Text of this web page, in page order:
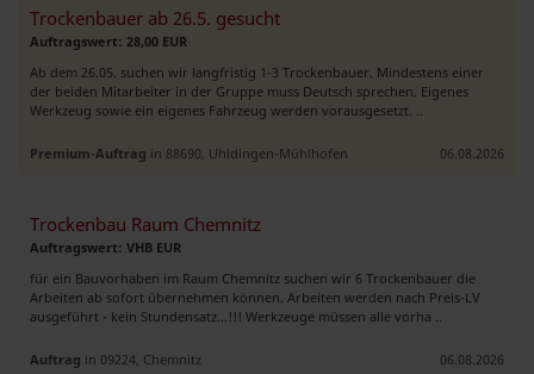
Trockenbauer ab 26.5. gesucht
Auftragswert: 28,00 EUR
Ab dem 26.05. suchen wir langfristig 1-3 Trockenbauer. Mindestens einer
der beiden Mitarbeiter in der Gruppe muss Deutsch sprechen. Eigenes
Werkzeug sowie ein eigenes Fahrzeug werden vorausgesetzt. ..
Premium-Auftrag in 88690, Uhldingen-Mühlhofen 06.08.2026
Trockenbau Raum Chemnitz
Auftragswert: VHB EUR
für ein Bauvorhaben im Raum Chemnitz suchen wir 6 Trockenbauer die
Arbeiten ab sofort übernehmen können. Arbeiten werden nach Preis-LV
ausgeführt - kein Stundensatz...!!! Werkzeuge müssen alle vorha ..
Auftrag in 09224, Chemnitz 06.08.2026